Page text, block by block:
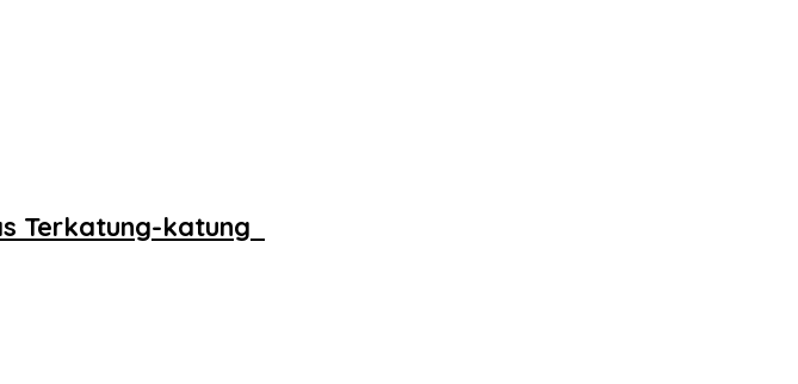
Terkatung-katung